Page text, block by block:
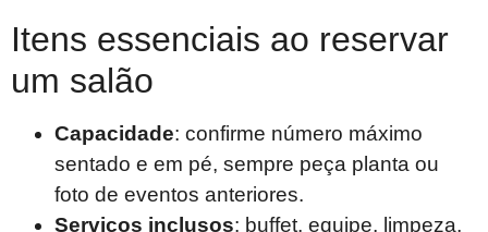
Itens essenciais ao reservar
um salão
Capacidade: confirme número máximo
sentado e em pé, sempre peça planta ou
foto de eventos anteriores.
Serviços inclusos: buffet, equipe, limpeza,